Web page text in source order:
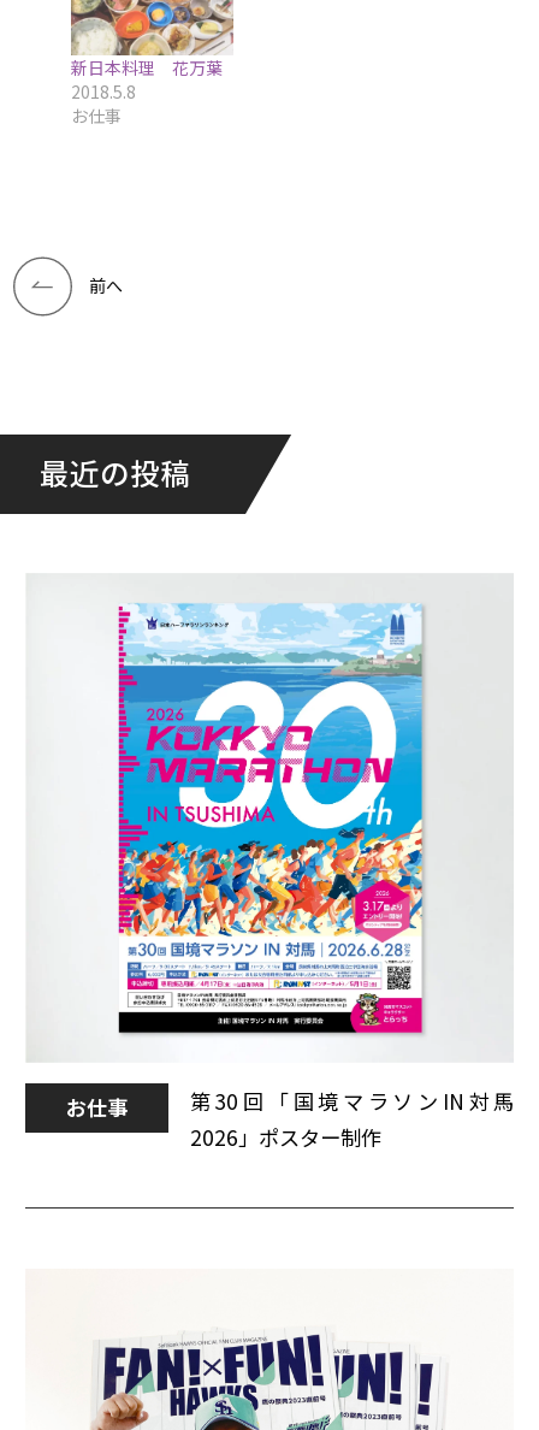
新日本料理 花万葉
2018.5.8
お仕事
前へ
最近の投稿
第30回「国境マラソンIN対馬
2026」ポスター制作
お仕事